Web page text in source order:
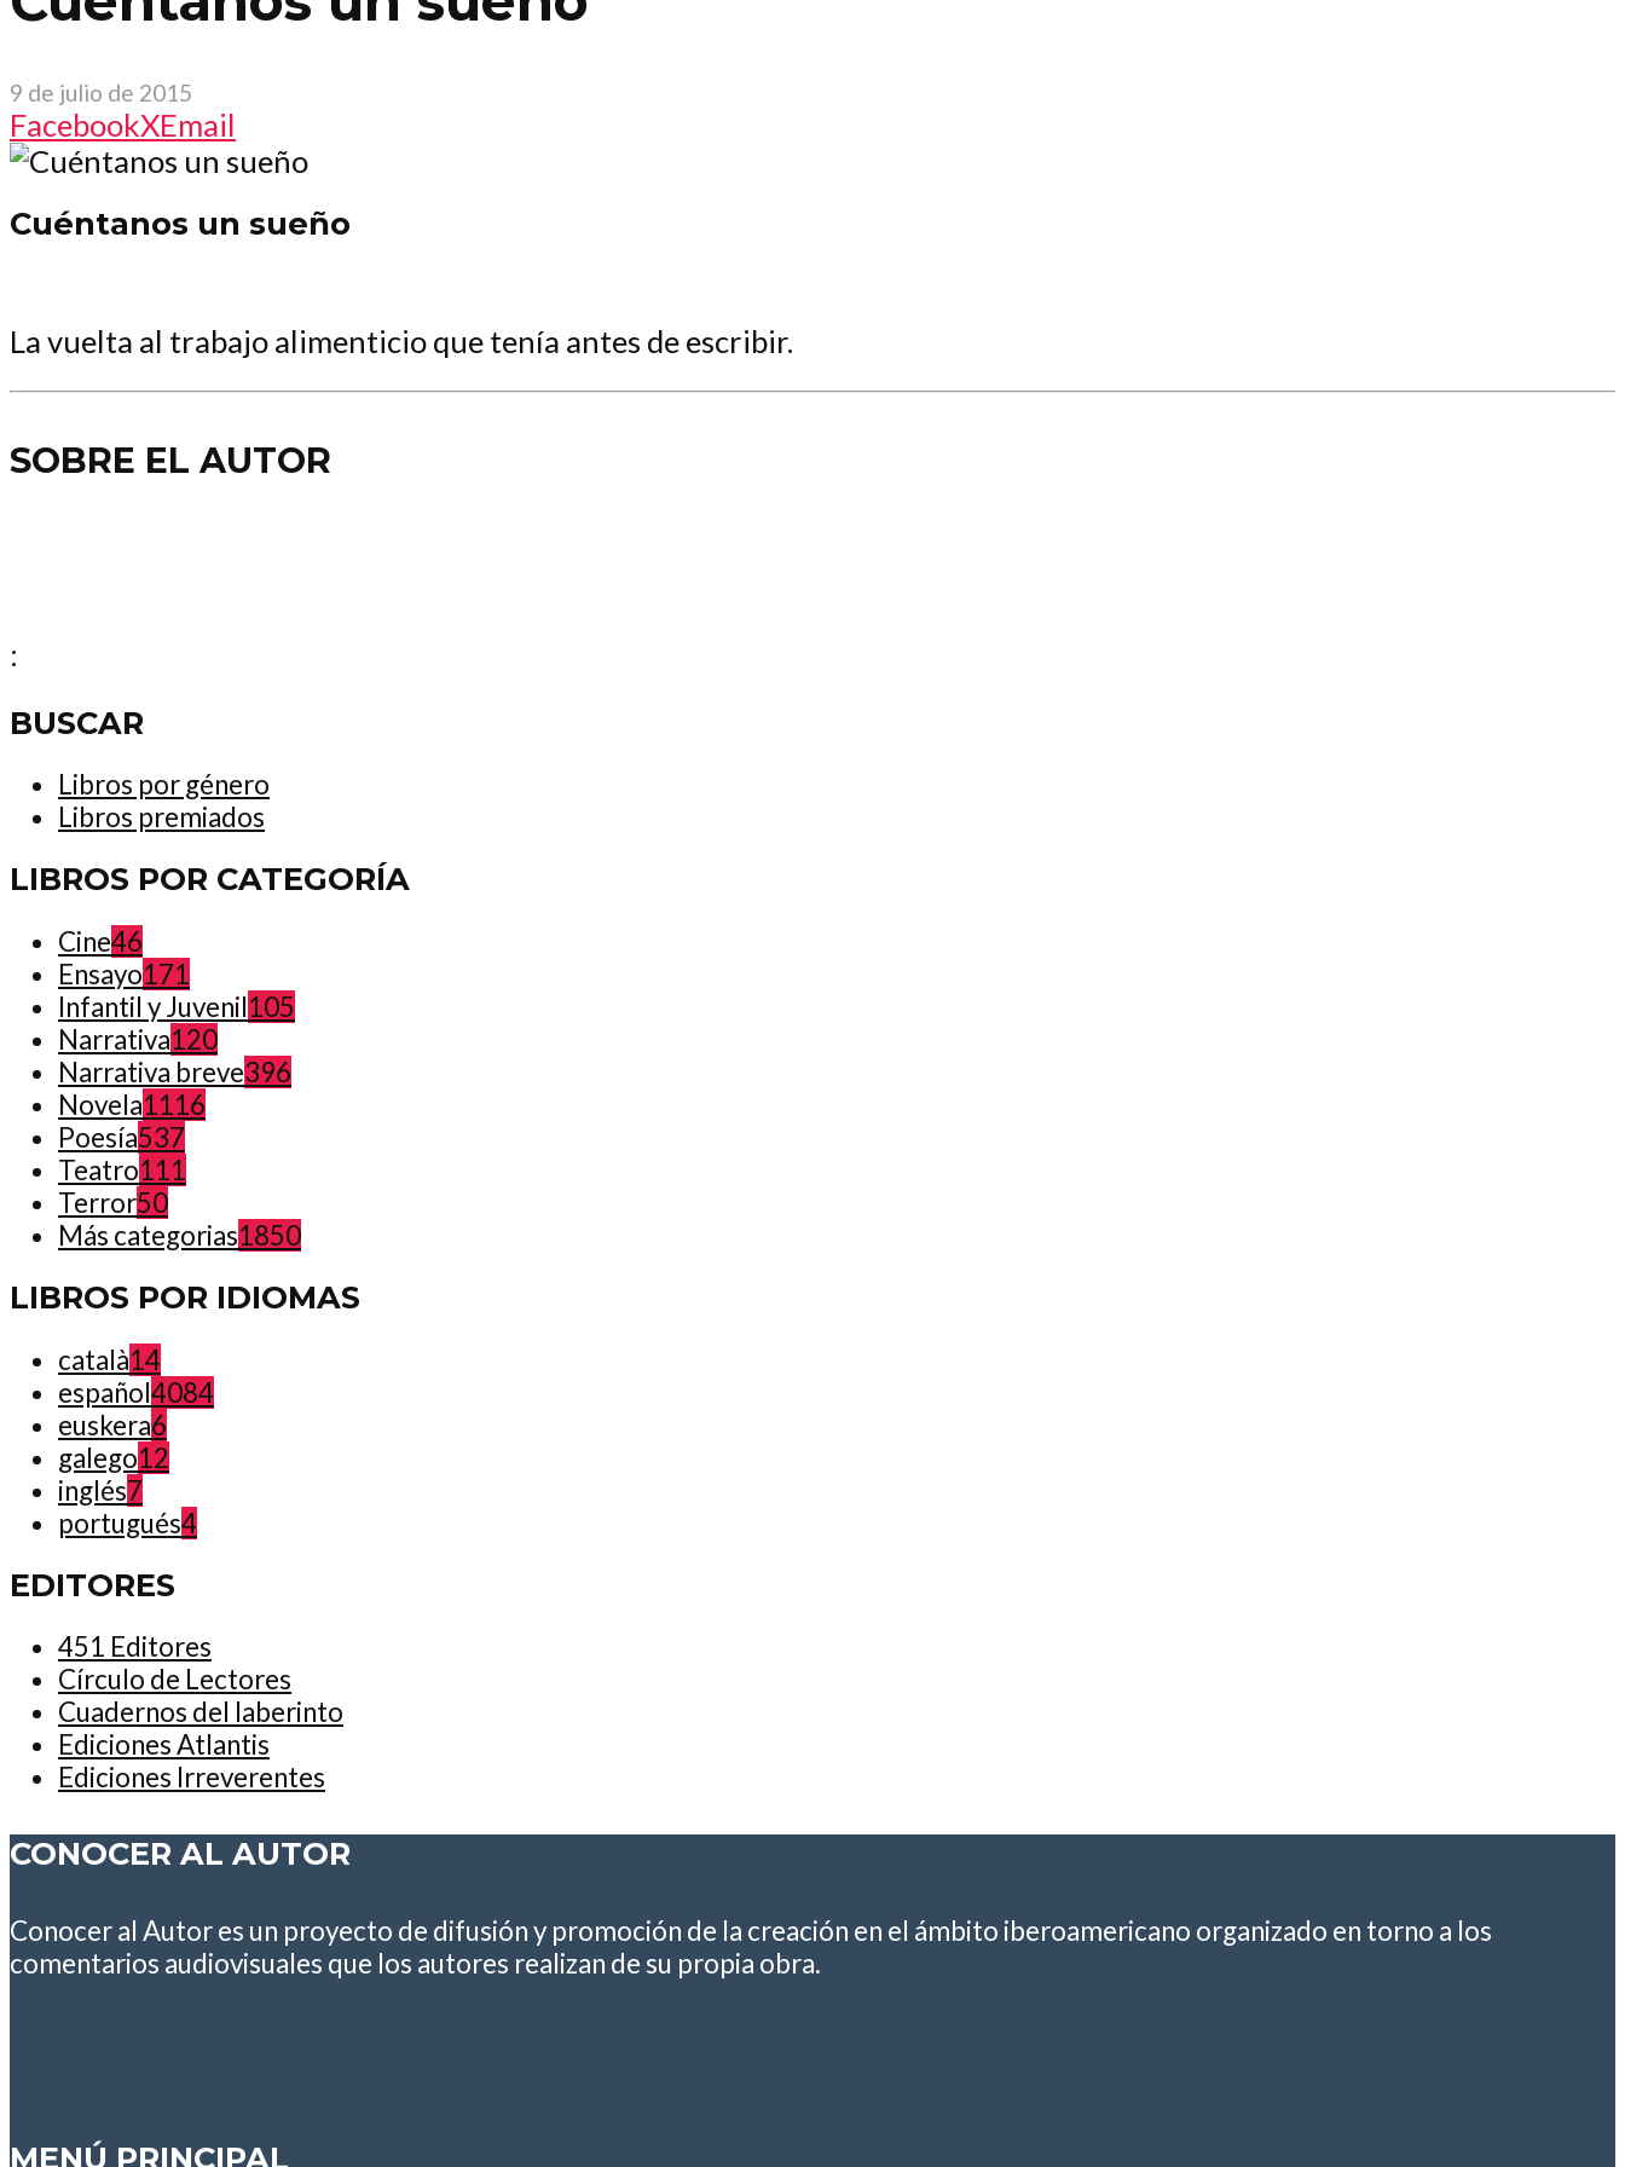
9 de julio de 2015
FacebookXEmail
Cuéntanos un sueño
La vuelta al trabajo alimenticio que tenía antes de escribir.
SOBRE EL AUTOR
:
BUSCAR
Libros por género
Libros premiados
LIBROS POR CATEGORÍA
Cine46
Ensayo171
Infantil y Juvenil105
Narrativa120
Narrativa breve396
Novela1116
Poesía537
Teatro111
Terror50
Más categorias1850
LIBROS POR IDIOMAS
català14
español4084
euskera6
galego12
inglés7
portugués4
EDITORES
451 Editores
Círculo de Lectores
Cuadernos del laberinto
Ediciones Atlantis
Ediciones Irreverentes
CONOCER AL AUTOR
Conocer al Autor es un proyecto de difusión y promoción de la creación en el ámbito iberoamericano organizado en torno a los
comentarios audiovisuales que los autores realizan de su propia obra.
MENÚ PRINCIPAL